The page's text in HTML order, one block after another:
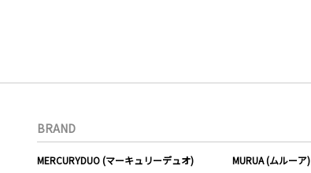
BRAND
MERCURYDUO (マーキュリーデュオ) MURUA (ムルーア)